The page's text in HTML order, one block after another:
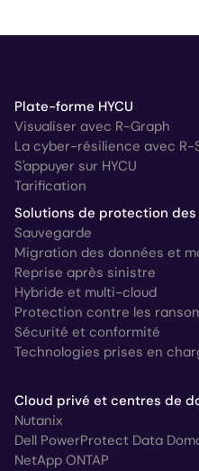
Plate-forme HYCU
Visualiser avec R-Graph
La cyber-résilience avec R-
S'appuyer sur HYCU
Tarification
Solutions de protection des
Sauvegarde
Migration des données et
Reprise après sinistre
Hybride et multi-cloud
Protection contre les
Sécurité et conformité
Technologies prises en
Cloud privé et centres de
Nutanix
Dell PowerProtect Data
NetApp ONTAP